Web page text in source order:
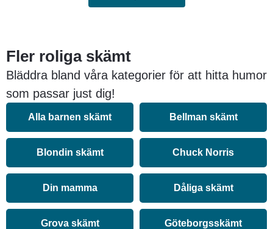
Fler roliga skämt
Bläddra bland våra kategorier för att hitta humor
som passar just dig!
Alla barnen skämt Bellman skämt
Blondin skämt Chuck Norris
Din mamma Dåliga skämt
Grova skämt Göteborgsskämt